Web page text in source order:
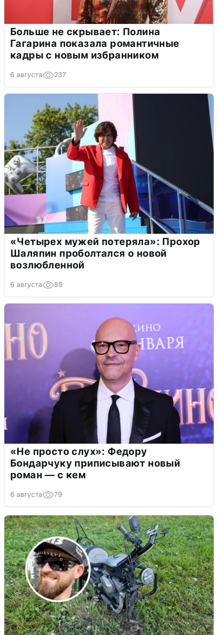
Больше не скрывает: Полина
Гагарина показала романтичные
кадры с новым избранником
6 августа 237
«Четырех мужей потеряла»: Прохор
Шаляпин проболтался о новой
возлюбленной
6 августа 89
«Не просто слух»: Федору
Бондарчуку приписывают новый
роман — с кем
6 августа 79